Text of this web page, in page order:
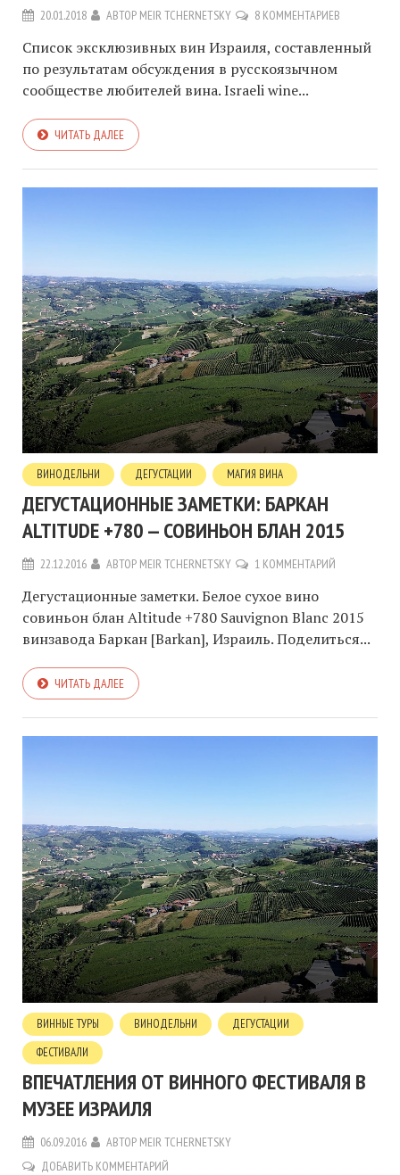
20.01.2018 АВТОР MEIR TCHERNETSKY 8 КОММЕНТАРИЕВ
Список эксклюзивных вин Израиля, составленный
по результатам обсуждения в русскоязычном
сообществе любителей вина. Israeli wine...
ЧИТАТЬ ДАЛЕЕ
ВИНОДЕЛЬНИ ДЕГУСТАЦИИ МАГИЯ ВИНА
ДЕГУСТАЦИОННЫЕ ЗАМЕТКИ: БАРКАН
ALTITUDE +780 — СОВИНЬОН БЛАН 2015
22.12.2016 АВТОР MEIR TCHERNETSKY 1 КОММЕНТАРИЙ
Дегустационные заметки. Белое сухое вино
совиньон блан Altitude +780 Sauvignon Blanc 2015
винзавода Баркан [Barkan], Израиль. Поделиться...
ЧИТАТЬ ДАЛЕЕ
ВИННЫЕ ТУРЫ ВИНОДЕЛЬНИ
ДЕГУСТАЦИИ
ФЕСТИВАЛИ
ВПЕЧАТЛЕНИЯ ОТ ВИННОГО ФЕСТИВАЛЯ В
МУЗЕЕ ИЗРАИЛЯ
06.09.2016 АВТОР MEIR TCHERNETSKY
ДОБАВИТЬ КОММЕНТАРИЙ